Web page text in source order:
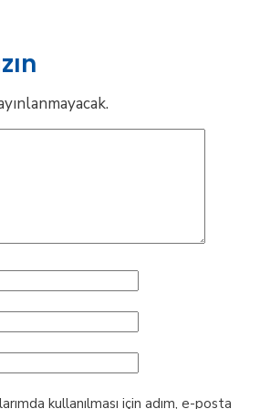
kullanılması için adım, e-posta